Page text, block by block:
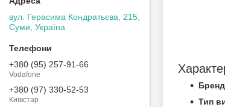
Тип
вул. Герасима Кондратьєва, 215,
Суми, Україна
+380 (95) 257-91-66
Vodafone
+380 (97) 330-52-53
Київстар